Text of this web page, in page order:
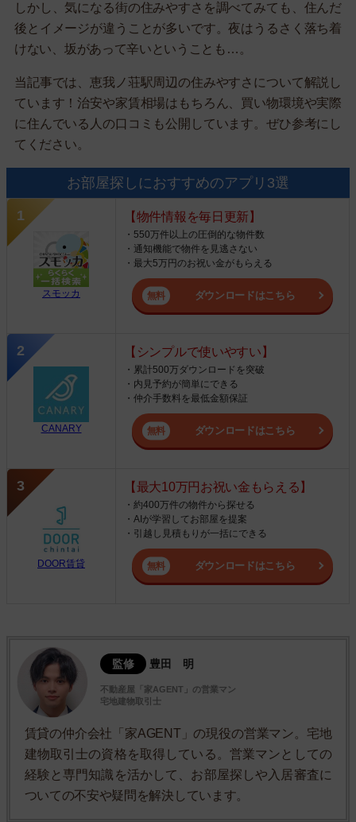
しかし、気になる街の住みやすさを調べてみても、住んだ
後とイメージが違うことが多いです。夜はうるさく落ち着
けない、坂があって辛いということも…。
当記事では、恵我ノ荘駅周辺の住みやすさについて解説し
ています！治安や家賃相場はもちろん、買い物環境や実際
に住んでいる人の口コミも公開しています。ぜひ参考にし
てください。
お部屋探しにおすすめのアプリ3選
スモッカ
【物件情報を毎日更新】
・550万件以上の圧倒的な物件数
・通知機能で物件を見逃さない
・最大5万円のお祝い金がもらえる
ダウンロードはこちら
CANARY
【シンプルで使いやすい】
・累計500万ダウンロードを突破
・内見予約が簡単にできる
・仲介手数料を最低金額保証
ダウンロードはこちら
DOOR賃貸
【最大10万円お祝い金もらえる】
・約400万件の物件から探せる
・AIが学習してお部屋を提案
・引越し見積もりが一括にできる
ダウンロードはこちら
監修 豊田 明
不動産屋「家AGENT」の営業マン
宅地建物取引士
賃貸の仲介会社「家AGENT」の現役の営業マン。宅地
建物取引士の資格を取得している。営業マンとしての
経験と専門知識を活かして、お部屋探しや入居審査に
ついての不安や疑問を解決しています。